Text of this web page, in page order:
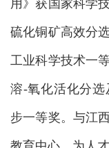
用》获国家科学技
硫化铜矿高效分
工业科学技术一等
溶-氧化活化分
步一等奖。与江